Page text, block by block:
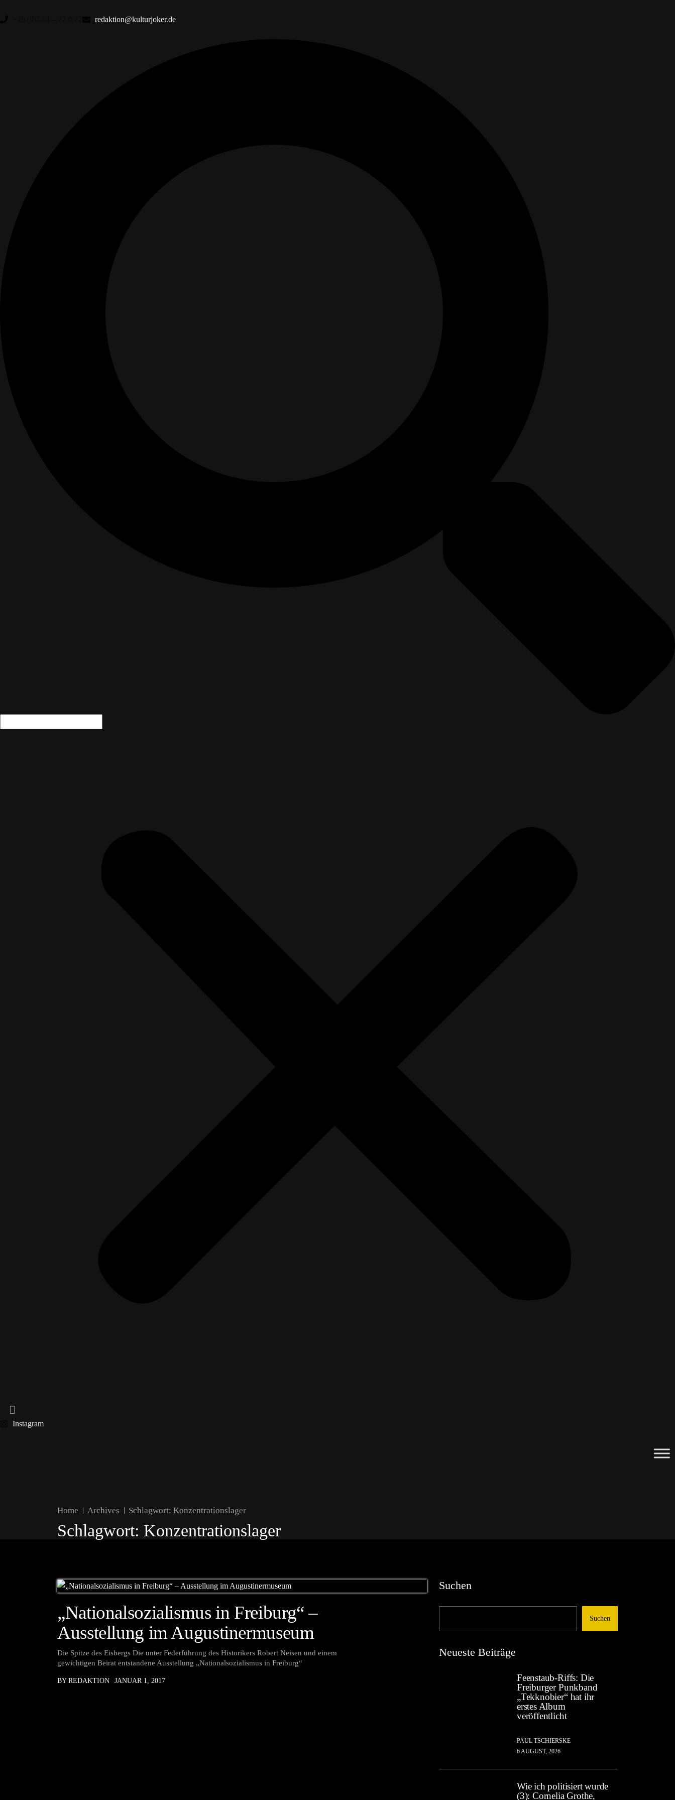
redaktion@kulturjoker.de
Instagram
Home Archives Schlagwort: Konzentrationslager
Schlagwort: Konzentrationslager
„Nationalsozialismus in Freiburg“ –
Ausstellung im Augustinermuseum
Die Spitze des Eisbergs Die unter Federführung des Historikers Robert Neisen und einem
gewichtigen Beirat entstandene Ausstellung „Nationalsozialismus in Freiburg“
BY REDAKTION JANUAR 1, 2017
Suchen
Suchen
Neueste Beiträge
Feenstaub-Riffs: Die
Freiburger Punkband
„Tekknobier“ hat ihr
erstes Album
veröffentlicht
PAUL TSCHIERSKE
6 AUGUST, 2026
Wie ich politisiert wurde
(3): Cornelia Grothe,